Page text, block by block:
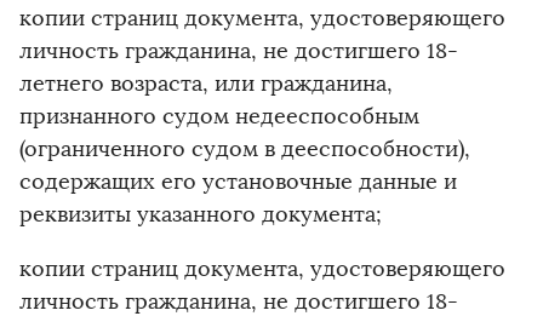
копии страниц документа, удостоверяющего
личность гражданина, не достигшего 18-
летнего возраста, или гражданина,
признанного судом недееспособным
(ограниченного судом в дееспособности),
содержащих его установочные данные и
реквизиты указанного документа;
копии страниц документа, удостоверяющего
личность гражданина, не достигшего 18-